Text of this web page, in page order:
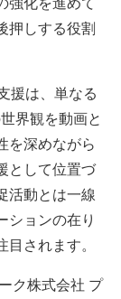
強化を進めて
押しする役割
援は、単なる
界観を動画と
を深めながら
として位置づ
活動とは一線
ションの在り
されます。
ク株式会社 プ